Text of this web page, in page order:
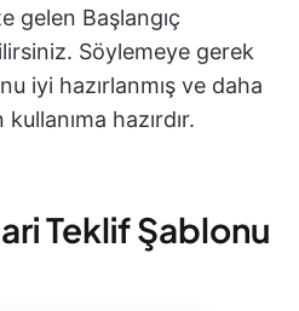
gelen Başlangıç
Söylemeye gerek
iyi hazırlanmış ve daha
hazırdır.
Teklif Şablonu